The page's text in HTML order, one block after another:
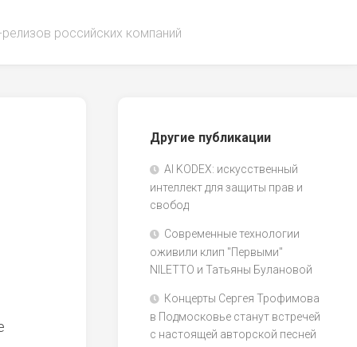
российских компаний
Другие публикации
AI KODEX: искусственный
интеллект для защиты прав и
свобод
Современные технологии
оживили клип "Первыми"
NILETTO и Татьяны Булановой
Концерты Сергея Трофимова
в Подмосковье станут встречей
с настоящей авторской песней